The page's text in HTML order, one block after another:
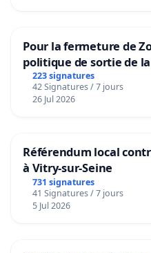
Pour la fermeture de
politique de sortie de
223 signatures
42 Signatures / 7 jours
26 Jul 2026
Référendum local
à Vitry-sur-Seine
731 signatures
41 Signatures / 7 jours
5 Jul 2026